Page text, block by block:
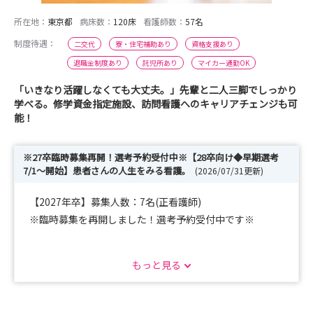
所在地： 東京都 病床数： 120床 看護師数： 57名
制度待遇：
二交代 寮・住宅補助あり
資格支援あり
退職金制度あり
託児所あり マイカー通勤OK
「いきなり活躍しなくても大丈夫。」先輩と二人三脚でしっかり
学べる。修学資金指定施設、訪問看護へのキャリアチェンジも可
能！
※27卒臨時募集再開！選考予約受付中※【28卒向け◆早期選考
7/1～開始】患者さんの人生をみる看護。
(2026/07/31更新)
【2027年卒】募集人数：7名(正看護師)
※臨時募集を再開しました！選考予約受付中です※
【2028年卒】は引き続きインターン・病院見学会を受付
もっと見る